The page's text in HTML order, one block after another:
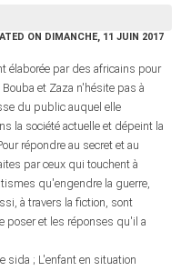
ON DIMANCHE, 11 JUIN 2017
élaborée par des africains pour
et Zaza n'hésite pas à
du public auquel elle
la société actuelle et dépeint la
répondre au secret et au
par ceux qui touchent à
qu'engendre la guerre,
à travers la fiction, sont
poser et les réponses qu'il a
sida ; L'enfant en situation